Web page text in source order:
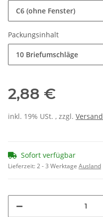
C6 (ohne Fenster)
Packungsinhalt
10 Briefumschläge
2,88 €
inkl. 19% USt. , zzgl. Versand
Sofort verfügbar
Lieferzeit:2 - 3 Werktage Ausland